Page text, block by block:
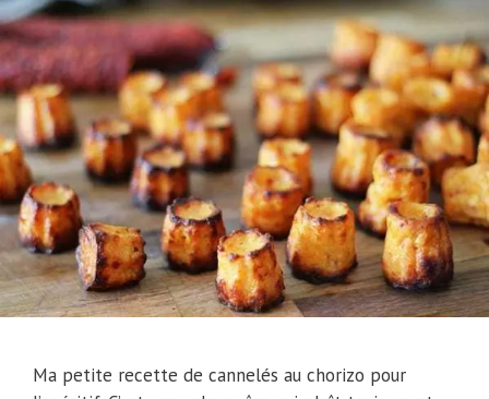
Ma petite recette de cannelés au chorizo pour